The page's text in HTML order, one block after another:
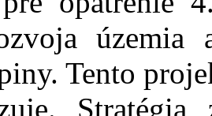
územia
Tento